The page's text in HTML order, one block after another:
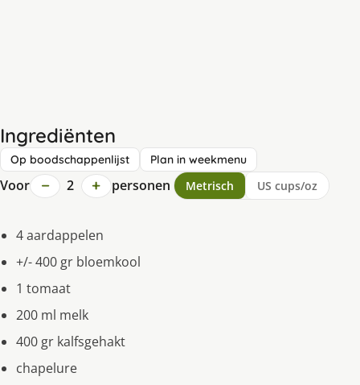
Ingrediënten
Op boodschappenlijst Plan in weekmenu
Voor − 2 + personen Metrisch US cups/oz
4 aardappelen
+/- 400 gr bloemkool
1 tomaat
200 ml melk
400 gr kalfsgehakt
chapelure